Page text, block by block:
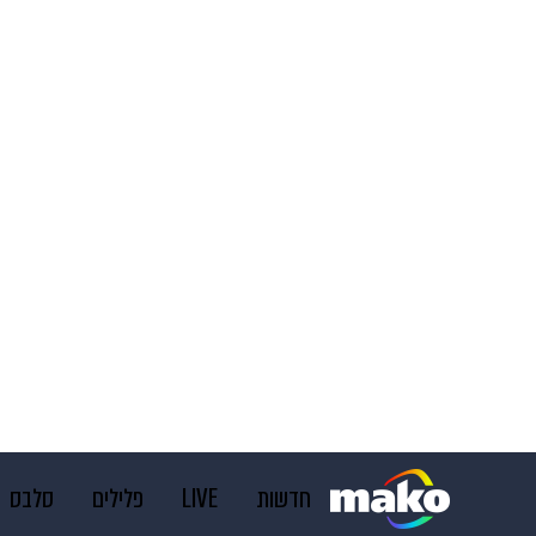
חדשות LIVE פלילים סלבס